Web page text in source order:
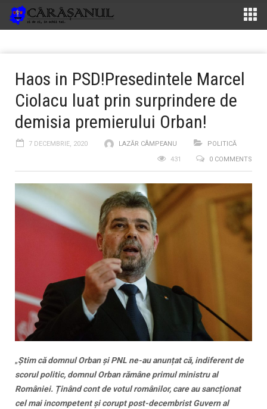
Haos in PSD!Presedintele Marcel
Ciolacu luat prin surprindere de
demisia premierului Orban!
7 DECEMBRIE, 2020 LAZĂR CÂMPEANU
POLITICĂ
0 COMMENTS
431
„Știm că domnul Orban și PNL ne-au anunțat că, indiferent de
scorul politic, domnul Orban rămâne primul ministru al
României. Ținând cont de votul românilor, care au sancționat
cel mai incompetent și corupt post-decembrist Guvern al